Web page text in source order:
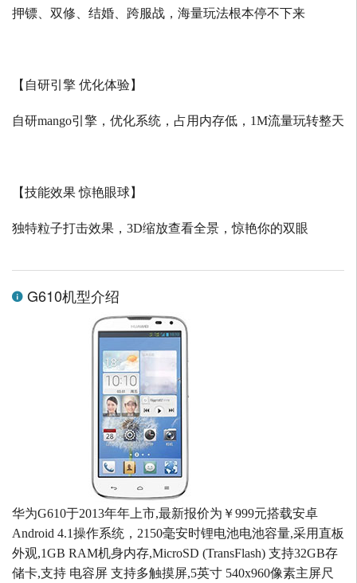
押镖、双修、结婚、跨服战，海量玩法根本停不下来
【自研引擎 优化体验】
自研mango引擎，优化系统，占用内存低， 1M流量玩转整天
【技能效果 惊艳眼球】
独特粒子打击效果， 3D缩放查看全景，惊艳你的双眼
G610机型介绍
华为G610于2013年年上市,最新报价为￥999元搭载安卓
Android 4.1操作系统，2150毫安时锂电池电池容量,采用直板
外观,1GB RAM机身内存,MicroSD (TransFlash) 支持32GB存
储卡,支持 电容屏 支持多触摸屏,5英寸 540x960像素主屏尺